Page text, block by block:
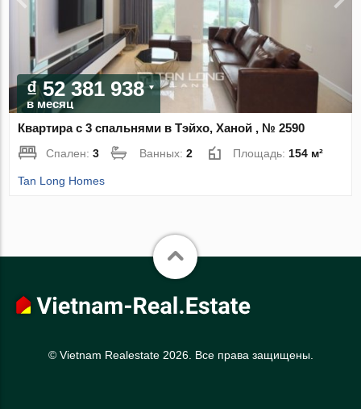
₫ 52 381 938
в месяц
Квартира с 3 спальнями в Тэйхо, Ханой , № 2590
Спален:3 Ванных:2 Площадь: 154 м²
Tan Long Homes
© Vietnam Realestate 2026. Все права защищены.